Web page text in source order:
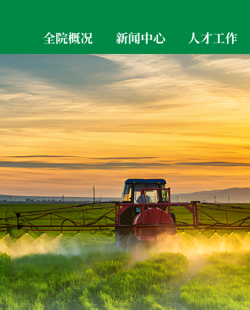
全院概况 新闻中心 人才工作